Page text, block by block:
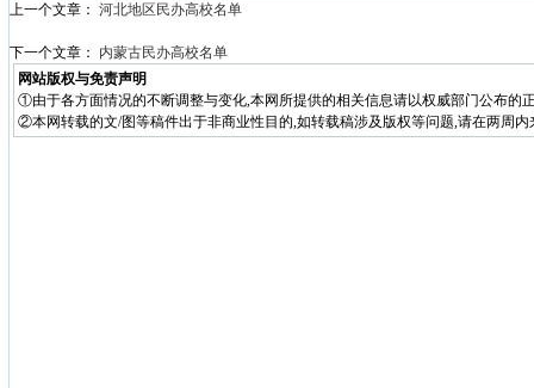
上一个文章： 河北地区民办高校名单
下一个文章：
内蒙古民办高校名单
网站版权与免责声明
①由于各方面情况的不断调整与变化,本网所提供的相关信息请以权威部门公布的
②本网转载的文/图等稿件出于非商业性目的,如转载稿涉及版权等问题,请在两周内